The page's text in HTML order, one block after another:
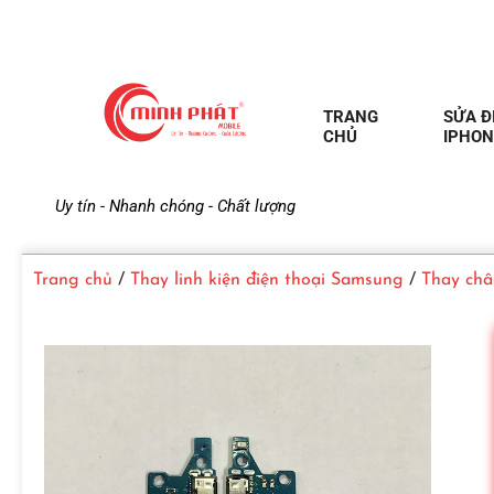
M
i
n
Uy tín - Nhanh chóng - Chất lượng
TRANG
CHỦ
SỬA
Trang chủ / Thay linh kiện điện thoại Samsung / Thay